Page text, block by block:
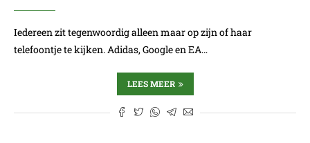
Iedereen zit tegenwoordig alleen maar op zijn of haar
telefoontje te kijken. Adidas, Google en EA…
LEES MEER